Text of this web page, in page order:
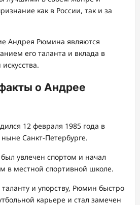
как в России, так и за
Андрея Рюмина являются
его таланта и вклада в
о Андрее
12 февраля 1985 года в
Санкт-Петербурге.
увлечен спортом и начал
в местной спортивной школе.
и упорству, Рюмин быстро
карьере и стал замечен